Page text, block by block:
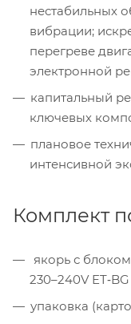
нестабильных
вибрации;
перегреве
электронной
капитальный
ключевых
плановое
интенсивной
Комплект
якорь с
230–240V
упаковка